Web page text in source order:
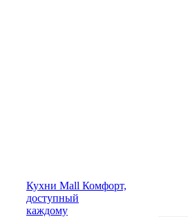
Кухни Mall Комфорт,
доступный
каждому